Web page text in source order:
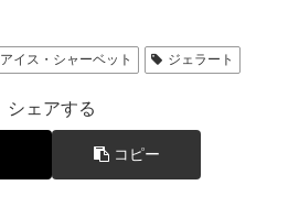
アイス・シャーベット ジェラート
シェアする
コピー